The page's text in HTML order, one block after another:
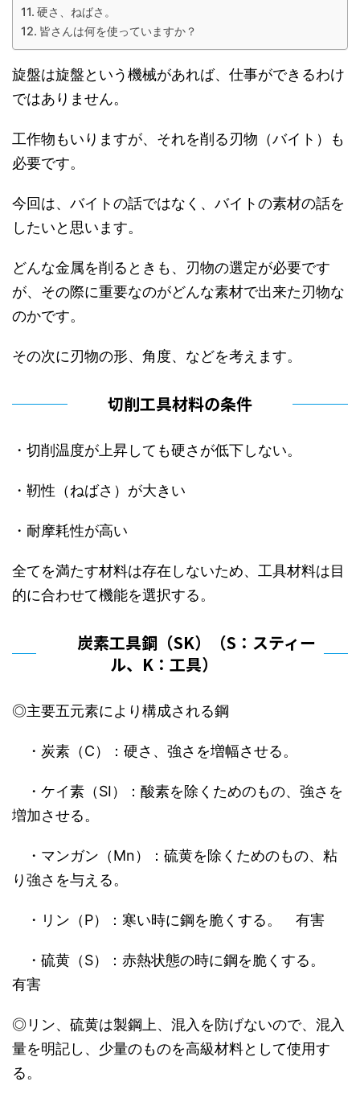
硬さ、ねばさ。
皆さんは何を使っていますか？
旋盤は旋盤という機械があれば、仕事ができるわけ
ではありません。
工作物もいりますが、それを削る刃物（バイト）も
必要です。
今回は、バイトの話ではなく、バイトの素材の話を
したいと思います。
どんな金属を削るときも、刃物の選定が必要です
が、その際に重要なのがどんな素材で出来た刃物な
のかです。
その次に刃物の形、角度、などを考えます。
切削工具材料の条件
・切削温度が上昇しても硬さが低下しない。
・靭性（ねばさ）が大きい
・耐摩耗性が高い
全てを満たす材料は存在しないため、工具材料は目
的に合わせて機能を選択する。
炭素工具鋼（SK）（S：スティー
ル、K：工具）
◎主要五元素により構成される鋼
・炭素（C）：硬さ、強さを増幅させる。
・ケイ素（SI）：酸素を除くためのもの、強さを
増加させる。
・マンガン（Mn）：硫黄を除くためのもの、粘
り強さを与える。
・リン（P）：寒い時に鋼を脆くする。 有害
・硫黄（S）：赤熱状態の時に鋼を脆くする。
有害
◎リン、硫黄は製鋼上、混入を防げないので、混入
量を明記し、少量のものを高級材料として使用す
る。